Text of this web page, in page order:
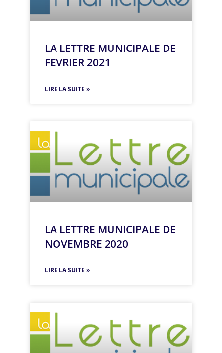
LA LETTRE MUNICIPALE DE
FEVRIER 2021
LIRE LA SUITE »
LA LETTRE MUNICIPALE DE
NOVEMBRE 2020
LIRE LA SUITE »